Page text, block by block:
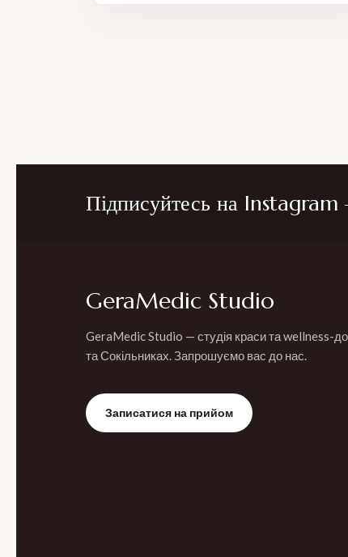
Підписуйтесь на Instagram
GeraMedic Studio
GeraMedic Studio — студія краси та wellness-
та Сокільниках. Запрошуємо вас до нас.
Записатися на прийом